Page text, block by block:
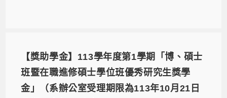
【獎助學金】113學年度第1學期「博、碩士
班暨在職進修碩士學位班優秀研究生獎學
金」（系辦公室受理期限為113年10月21日